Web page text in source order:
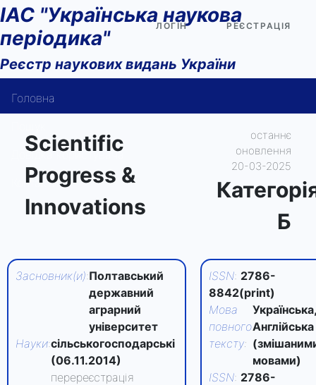
ІАС "Українська наукова
періодика"
Реєстр наукових видань України
ЛОГІН РЕЄСТРАЦІЯ
Головна
Довідка користувача
Контакти
Scientific
Progress &
Innovations
останнє
оновлення
20-03-2025
Б
Засновник(и):Полтавський
державний
аграрний
університет
Науки:сільськогосподарські
(06.11.2014)
перереєстрація
ISSN: 2786-
8842(print)
Мова
повного
тексту:
Англійська
мовами)
ISSN: 2786-